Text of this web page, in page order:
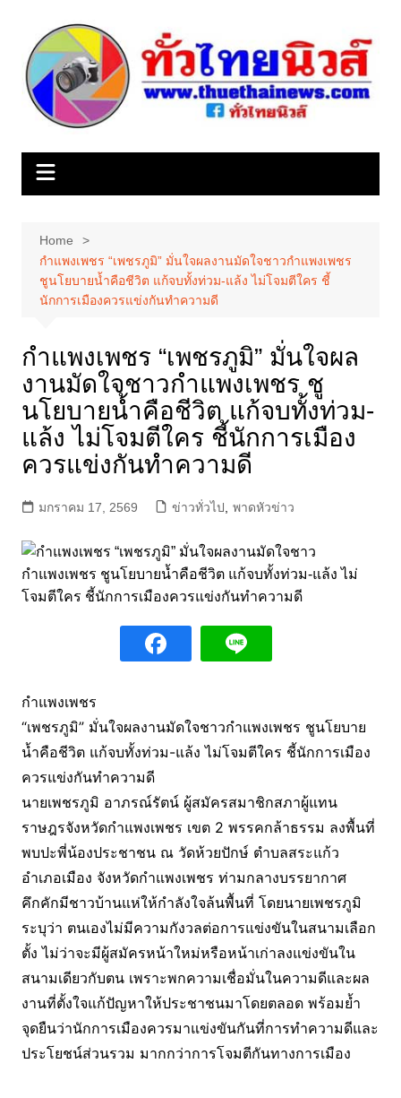
content
Home
กำแพงเพชร “เพชรภูมิ” มั่นใจผลงานมัดใจชาวกำแพงเพชร
ชูนโยบายน้ำคือชีวิต แก้จบทั้งท่วม-แล้ง ไม่โจมตีใคร ชี้
นักการเมืองควรแข่งกันทำความดี
กำแพงเพชร “เพชรภูมิ” มั่นใจผล
งานมัดใจชาวกำแพงเพชร ชู
นโยบายน้ำคือชีวิต แก้จบทั้งท่วม-
แล้ง ไม่โจมตีใคร ชี้นักการเมือง
ควรแข่งกันทำความดี
มกราคม 17, 2569 ข่าวทั่วไป พาดหัวข่าว
กำแพงเพชร
“เพชรภูมิ” มั่นใจผลงานมัดใจชาวกำแพงเพชร ชูนโยบาย
น้ำคือชีวิต แก้จบทั้งท่วม-แล้ง ไม่โจมตีใคร ชี้นักการเมือง
ควรแข่งกันทำความดี
นายเพชรภูมิ อาภรณ์รัตน์ ผู้สมัครสมาชิกสภาผู้แทน
ราษฎรจังหวัดกำแพงเพชร เขต 2 พรรคกล้าธรรม ลงพื้นที่
พบปะพี่น้องประชาชน ณ วัดห้วยปักษ์ ตำบลสระแก้ว
อำเภอเมือง จังหวัดกำแพงเพชร ท่ามกลางบรรยากาศ
คึกคักมีชาวบ้านแห่ให้กำลังใจล้นพื้นที่ โดยนายเพชรภูมิ
ระบุว่า ตนเองไม่มีความกังวลต่อการแข่งขันในสนามเลือก
ตั้ง ไม่ว่าจะมีผู้สมัครหน้าใหม่หรือหน้าเก่าลงแข่งขันใน
สนามเดียวกับตน เพราะพกความเชื่อมั่นในความดีและผล
งานที่ตั้งใจแก้ปัญหาให้ประชาชนมาโดยตลอด พร้อมย้ำ
จุดยืนว่านักการเมืองควรมาแข่งขันกันที่การทำความดีและ
ประโยชน์ส่วนรวม มากกว่าการโจมตีกันทางการเมือง